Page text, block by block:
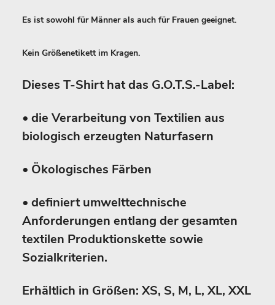
Es ist sowohl für Männer als auch für Frauen geeignet.
Kein Größenetikett im Kragen.
Dieses T-Shirt hat das G.O.T.S.-Label:
• die Verarbeitung von Textilien aus
biologisch erzeugten Naturfasern
• Ökologisches Färben
• definiert umwelttechnische
Anforderungen entlang der gesamten
textilen Produktionskette sowie
Sozialkriterien.
Erhältlich in Größen: XS, S, M, L, XL, XXL